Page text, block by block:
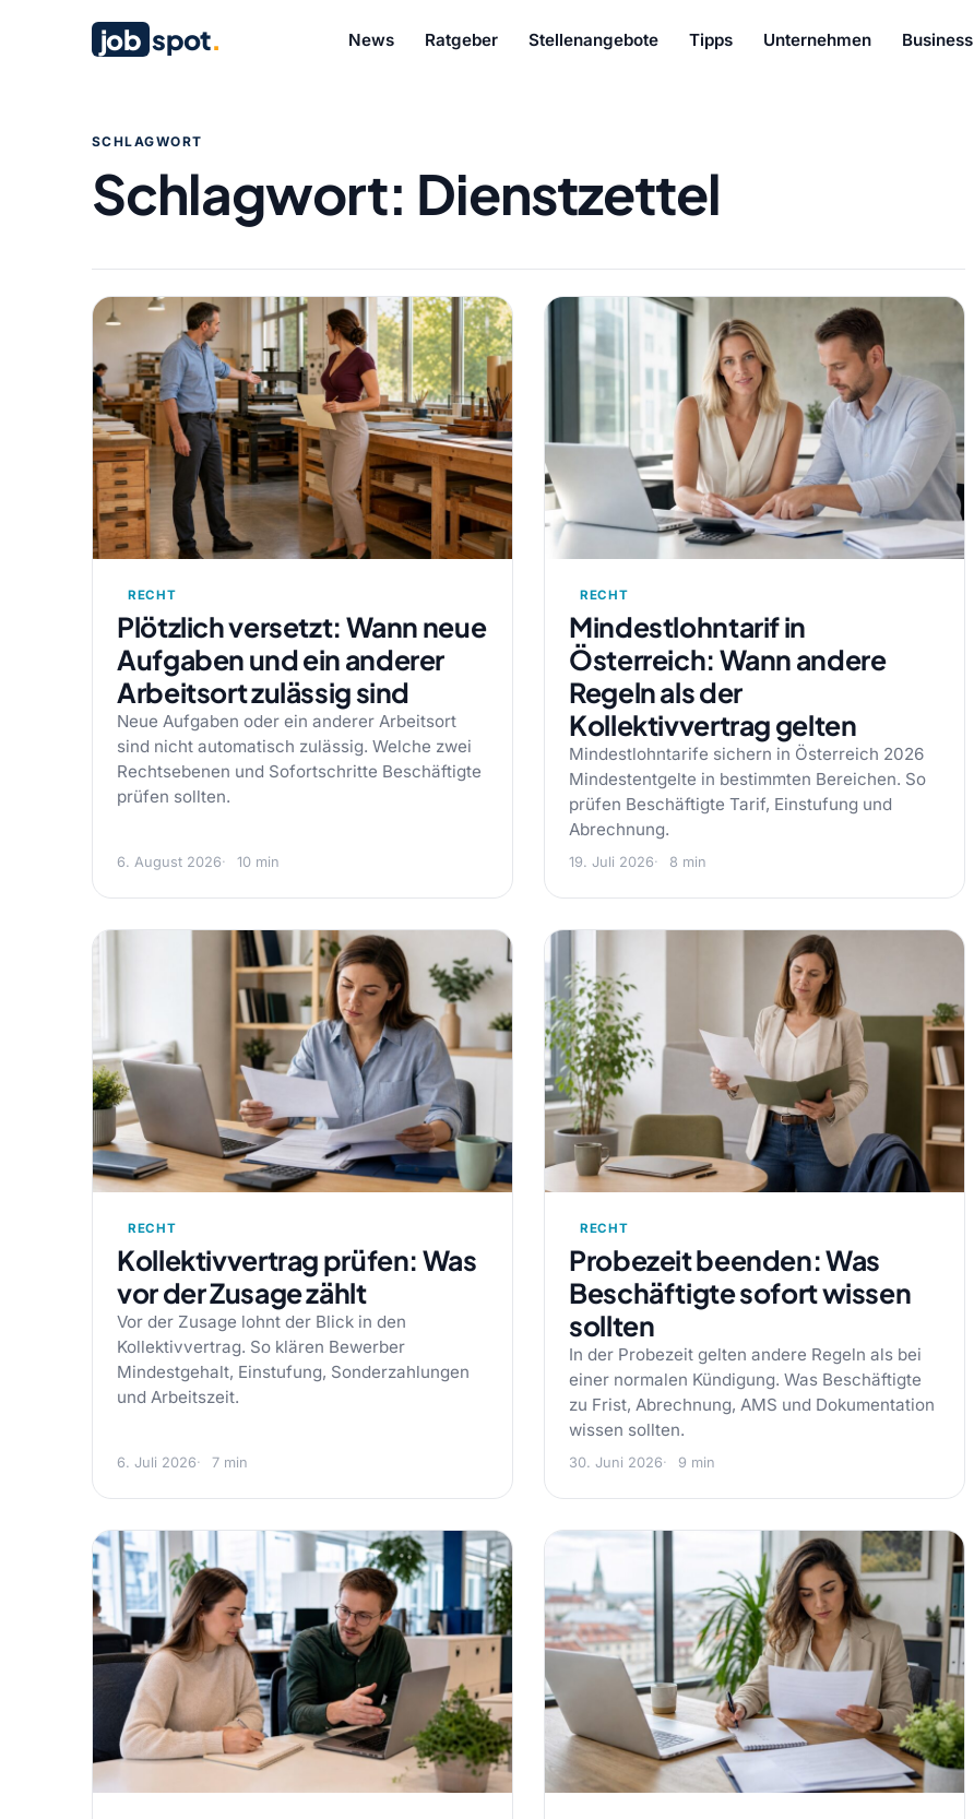
job spot. News Ratgeber Stellenangebote Tipps Unternehmen Business
SCHLAGWORT
Schlagwort: Dienstzettel
RECHT
Plötzlich versetzt: Wann neue
Aufgaben und ein anderer
Arbeitsort zulässig sind
Neue Aufgaben oder ein anderer Arbeitsort
sind nicht automatisch zulässig. Welche zwei
Rechtsebenen und Sofortschritte Beschäftigte
prüfen sollten.
6. August 2026 10 min
RECHT
Mindestlohntarif in
Österreich: Wann andere
Regeln als der
Kollektivvertrag gelten
Mindestlohntarife sichern in Österreich 2026
Mindestentgelte in bestimmten Bereichen. So
prüfen Beschäftigte Tarif, Einstufung und
Abrechnung.
19. Juli 2026 8 min
RECHT
Kollektivvertrag prüfen: Was
vor der Zusage zählt
Vor der Zusage lohnt der Blick in den
Kollektivvertrag. So klären Bewerber
Mindestgehalt, Einstufung, Sonderzahlungen
und Arbeitszeit.
6. Juli 2026 7 min
RECHT
Probezeit beenden: Was
Beschäftigte sofort wissen
sollten
In der Probezeit gelten andere Regeln als bei
einer normalen Kündigung. Was Beschäftigte
zu Frist, Abrechnung, AMS und Dokumentation
wissen sollten.
30. Juni 2026 9 min